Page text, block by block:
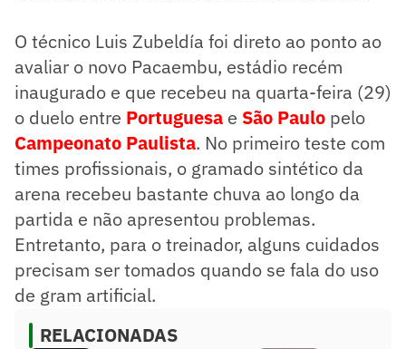
O técnico Luis Zubeldía foi direto ao ponto ao
avaliar o novo Pacaembu, estádio recém
inaugurado e que recebeu na quarta-feira (29)
o duelo entre Portuguesa e São Paulo pelo
Campeonato Paulista. No primeiro teste com
times profissionais, o gramado sintético da
arena recebeu bastante chuva ao longo da
partida e não apresentou problemas.
Entretanto, para o treinador, alguns cuidados
precisam ser tomados quando se fala do uso
de gram artificial.
RELACIONADAS